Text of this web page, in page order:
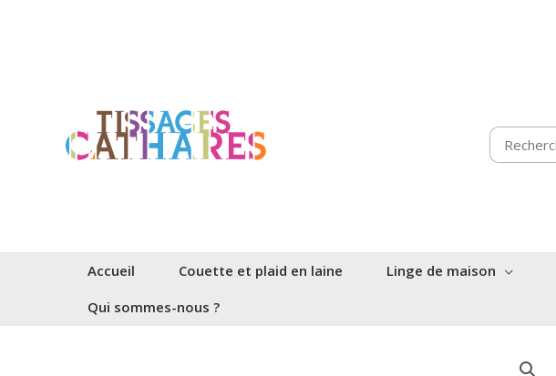
Rechercher:
Accueil Couette et plaid en laine Linge de maison
Qui sommes-nous ?